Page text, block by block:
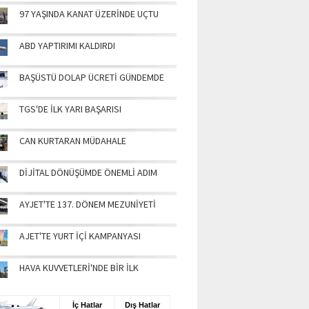
97 YAŞINDA KANAT ÜZERİNDE UÇTU
ABD YAPTIRIMI KALDIRDI
BAŞÜSTÜ DOLAP ÜCRETİ GÜNDEMDE
TGS'DE İLK YARI BAŞARISI
CAN KURTARAN MÜDAHALE
DİJİTAL DÖNÜŞÜMDE ÖNEMLİ ADIM
AYJET'TE 137. DÖNEM MEZUNİYETİ
AJET'TE YURT İÇİ KAMPANYASI
HAVA KUVVETLERİ'NDE BİR İLK
İç Hatlar Dış Hatlar